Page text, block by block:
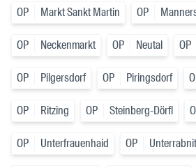
OP Markt Sankt Martin OP
OP Neckenmarkt OP Neutal OP
OP Pilgersdorf OP Piringsdorf
OP Ritzing OP Steinberg-Dörfl
OP Unterfrauenhaid OP